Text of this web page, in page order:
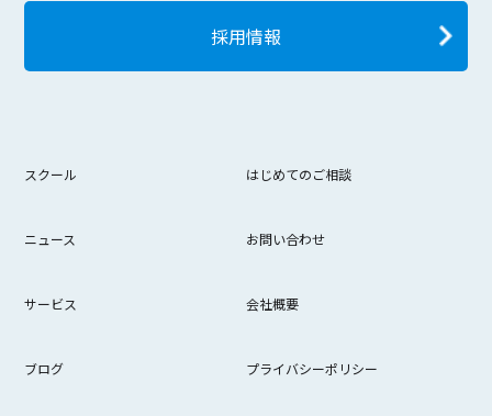
採用情報
スクール はじめてのご相談
ニュース お問い合わせ
サービス 会社概要
ブログ プライバシーポリシー